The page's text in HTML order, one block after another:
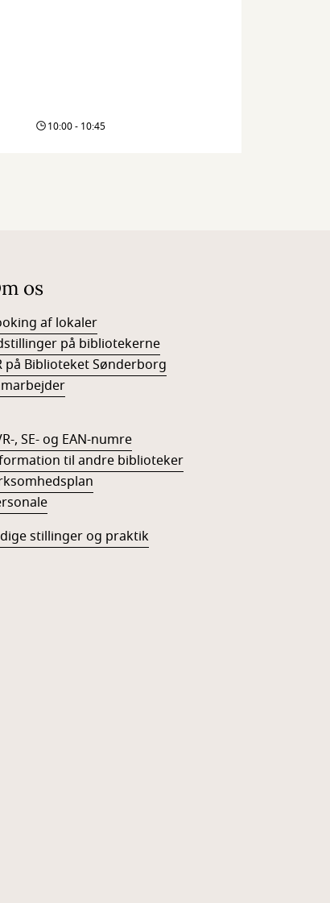
10:00 - 10:45
os
af lokaler
på bibliotekerne
på Biblioteket Sønderborg
, SE- og EAN-numre
til andre biblioteker
stillinger og praktik